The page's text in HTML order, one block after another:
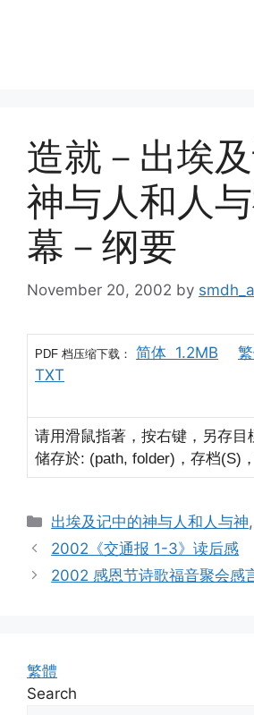
造就－出埃
神与人和人
幕－纲要
November 20, 2002 by
PDF 档压缩下载： 简体 1.2MB
TXT
请用滑鼠指著，按右键，另存目
储存於: (path, folder) ，存档(S) ，
Categories
出埃及记中的神与人和人与神
2002《交通报 1-3》读后感
2002 感恩节诗歌福音聚会感
繁體
Search